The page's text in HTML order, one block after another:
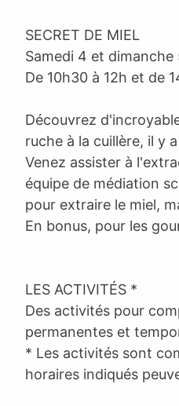
SECRET DE MIEL
Samedi 4 et dimanche
De 10h30 à 12h et de
Découvrez
ruche à la cuillère, il y
Venez assister à
équipe de médiation
pour extraire le miel,
En bonus, pour les
LES ACTIVITÉS *
Des activités pour
permanentes et
* Les activités sont
horaires indiqués